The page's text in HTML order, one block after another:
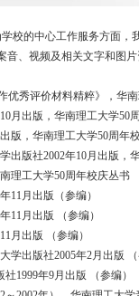
的中心工作服务方面，
音、视频及相关文字和图
秀评价材料精粹》，华
月出版，华南理工大学50
版，华南理工大学50周年
版社2002年10月出版，
理工大学50周年校庆丛书
月出版（参编）
月出版 （参编）
月出版 （参编）
学出版社2005年2月出版
1999年9月出版 （参编）